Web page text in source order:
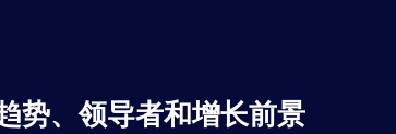
、领导者和增长前景